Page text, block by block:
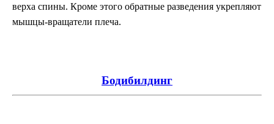
верха спины. Кроме этого обратные разведения укрепляют
мышцы-вращатели плеча.
Бодибилдинг